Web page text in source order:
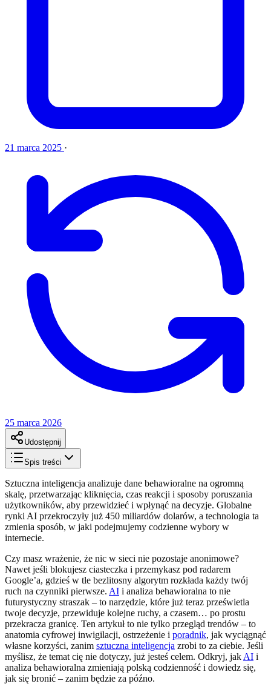
21 marca 2025 ·
25 marca 2026
Udostępnij
Spis treści
Sztuczna inteligencja analizuje dane behawioralne na ogromną
skalę, przetwarzając kliknięcia, czas reakcji i sposoby poruszania
użytkowników, aby przewidzieć i wpłynąć na decyzje. Globalne
rynki AI przekroczyły już 450 miliardów dolarów, a technologia ta
zmienia sposób, w jaki podejmujemy codzienne wybory w
internecie.
Czy masz wrażenie, że nic w sieci nie pozostaje anonimowe?
Nawet jeśli blokujesz ciasteczka i przemykasz pod radarem
Google’a, gdzieś w tle bezlitosny algorytm rozkłada każdy twój
ruch na czynniki pierwsze. AI i analiza behawioralna to nie
futurystyczny straszak – to narzędzie, które już teraz prześwietla
twoje decyzje, przewiduje kolejne ruchy, a czasem… po prostu
przekracza granicę. Ten artykuł to nie tylko przegląd trendów – to
anatomia cyfrowej inwigilacji, ostrzeżenie i poradnik, jak wyciągnąć
własne korzyści, zanim sztuczna inteligencja zrobi to za ciebie. Jeśli
myślisz, że temat cię nie dotyczy, już jesteś celem. Odkryj, jak AI i
analiza behawioralna zmieniają polską codzienność i dowiedz się,
jak się bronić – zanim będzie za późno.